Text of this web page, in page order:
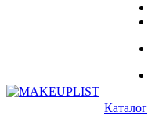
Каталог